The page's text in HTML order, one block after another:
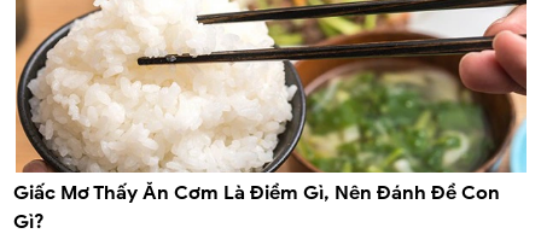
Giấc Mơ Thấy Ăn Cơm Là Điềm Gì, Nên Đánh Đề Con
Gì?